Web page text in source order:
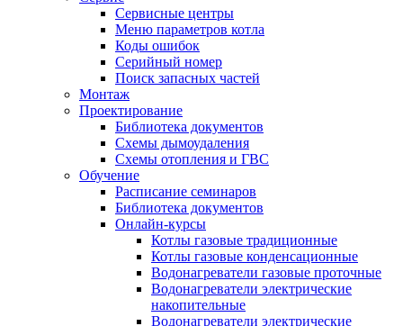
Сервисные центры
Меню параметров котла
Коды ошибок
Серийный номер
Поиск запасных частей
Монтаж
Проектирование
Библиотека документов
Схемы дымоудаления
Схемы отопления и ГВС
Обучение
Расписание семинаров
Библиотека документов
Онлайн-курсы
Котлы газовые традиционные
Котлы газовые конденсационные
Водонагреватели газовые проточные
Водонагреватели электрические
накопительные
Водонагреватели электрические